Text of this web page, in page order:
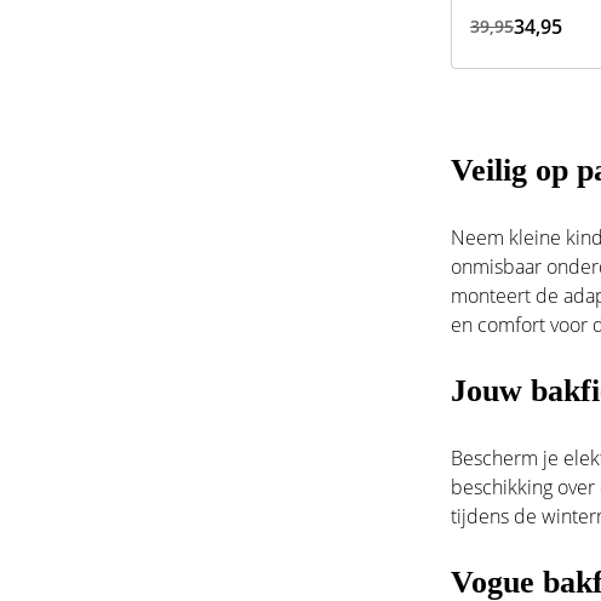
39,9534,95
Veilig op
Neem kleine
onmisbaar
monteert de
en comfort voor
Jouw
Bescherm je
beschikking
tijdens de
Vogue